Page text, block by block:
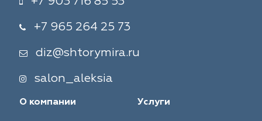
+7 965 264 25 73
diz@shtorymira.ru
salon_aleksia
О компании Услуги